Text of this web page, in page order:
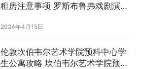
租房注意事项 罗斯布鲁弗戏剧演艺
2024年4月15日
伦敦坎伯韦尔艺术学院预科中心学
生公寓攻略 坎伯韦尔艺术学院预科